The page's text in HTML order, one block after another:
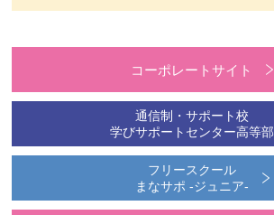
コーポレートサイト
通信制・サポート校
学びサポートセンター高等部
フリースクール
まなサポ -ジュニア-